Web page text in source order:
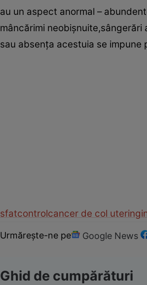
au un aspect anormal –
mâncărimi
sau absenţa acestuia se
sfatcontrolcancer de col uterin
Urmărește-ne pe Google News
Ghid de cumpărături